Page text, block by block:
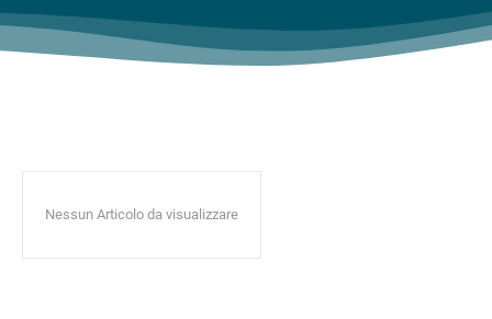
Nessun Articolo da visualizzare